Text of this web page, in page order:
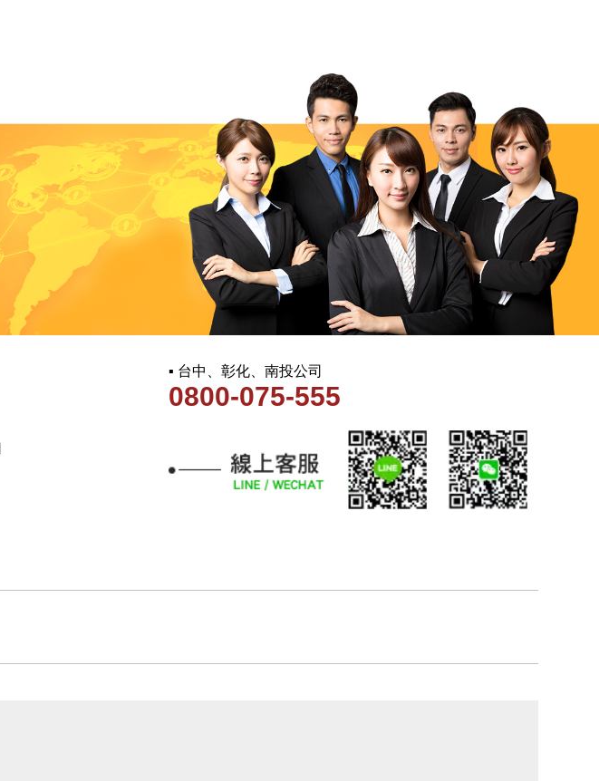
▪ 台中、彰化、南投公司
0800-075-555